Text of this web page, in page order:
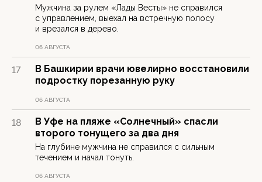
Мужчина за рулем «Лады Весты» не справился
с управлением, выехал на встречную полосу
и врезался в дерево.
06 АВГУСТА
17
В Башкирии врачи ювелирно восстановили
подростку порезанную руку
06 АВГУСТА
18
В Уфе на пляже «Солнечный» спасли
второго тонущего за два дня
На глубине мужчина не справился с сильным
течением и начал тонуть.
06 АВГУСТА